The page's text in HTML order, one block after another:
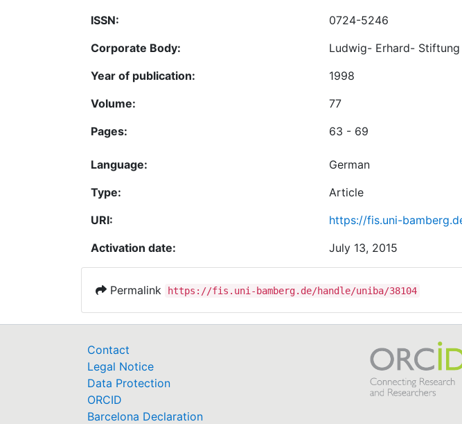
ISSN:
0724-5246
Corporate Body:
Ludwig- Erhard- Stiftung
Year of publication:
1998
Volume:
77
Pages:
63 - 69
Language:
German
Type:
Article
URI:
https://fis.uni-
Activation date:
July 13, 2015
Permalink https://fis.uni-bamberg.de/handle/uniba/38104
Contact
Legal Notice
Data Protection
ORCID
Barcelona Declaration